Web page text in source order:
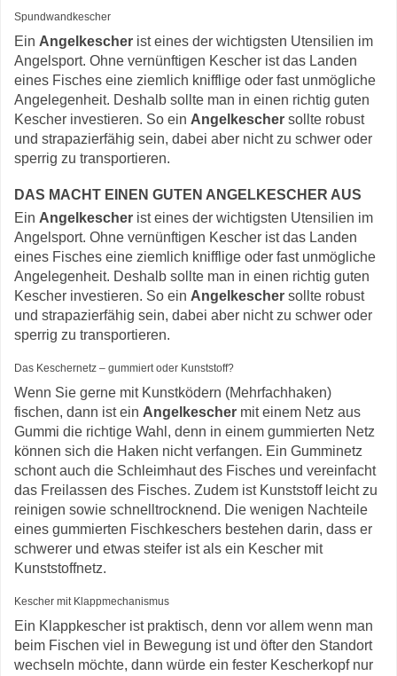
Spundwandkescher
Ein Angelkescher ist eines der wichtigsten Utensilien im
Angelsport. Ohne vernünftigen Kescher ist das Landen
eines Fisches eine ziemlich knifflige oder fast unmögliche
Angelegenheit. Deshalb sollte man in einen richtig guten
Kescher investieren. So ein Angelkescher sollte robust
und strapazierfähig sein, dabei aber nicht zu schwer oder
sperrig zu transportieren.
DAS MACHT EINEN GUTEN ANGELKESCHER AUS
Ein Angelkescher ist eines der wichtigsten Utensilien im
Angelsport. Ohne vernünftigen Kescher ist das Landen
eines Fisches eine ziemlich knifflige oder fast unmögliche
Angelegenheit. Deshalb sollte man in einen richtig guten
Kescher investieren. So ein Angelkescher sollte robust
und strapazierfähig sein, dabei aber nicht zu schwer oder
sperrig zu transportieren.
Das Keschernetz – gummiert oder Kunststoff?
Wenn Sie gerne mit Kunstködern (Mehrfachhaken)
fischen, dann ist ein Angelkescher mit einem Netz aus
Gummi die richtige Wahl, denn in einem gummierten Netz
können sich die Haken nicht verfangen. Ein Gumminetz
schont auch die Schleimhaut des Fisches und vereinfacht
das Freilassen des Fisches. Zudem ist Kunststoff leicht zu
reinigen sowie schnelltrocknend. Die wenigen Nachteile
eines gummierten Fischkeschers bestehen darin, dass er
schwerer und etwas steifer ist als ein Kescher mit
Kunststoffnetz.
Kescher mit Klappmechanismus
Ein Klappkescher ist praktisch, denn vor allem wenn man
beim Fischen viel in Bewegung ist und öfter den Standort
wechseln möchte, dann würde ein fester Kescherkopf nur